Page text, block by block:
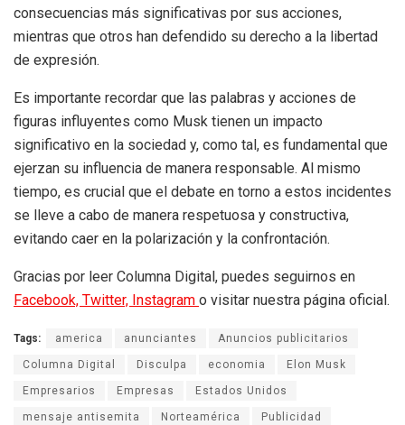
consecuencias más significativas por sus acciones,
mientras que otros han defendido su derecho a la libertad
de expresión.
Es importante recordar que las palabras y acciones de
figuras influyentes como Musk tienen un impacto
significativo en la sociedad y, como tal, es fundamental que
ejerzan su influencia de manera responsable. Al mismo
tiempo, es crucial que el debate en torno a estos incidentes
se lleve a cabo de manera respetuosa y constructiva,
evitando caer en la polarización y la confrontación.
Gracias por leer Columna Digital, puedes seguirnos en
Facebook, Twitter, Instagram o visitar nuestra página oficial.
Tags: america anunciantes Anuncios publicitarios
Columna Digital Disculpa economia Elon Musk
Empresarios Empresas Estados Unidos
mensaje antisemita Norteamérica Publicidad